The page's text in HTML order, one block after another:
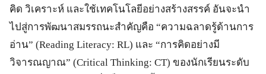
คิด วิเคราะห์ และใช้เทคโนโลยีอย่างสร้างสรรค์ อันจะนำ
ไปสู่การพัฒนาสมรรถนะสำคัญคือ “ความฉลาดรู้ด้านการ
อ่าน” (Reading Literacy: RL) และ “การคิดอย่างมี
วิจารณญาณ” (Critical Thinking: CT) ของนักเรียนระดับ